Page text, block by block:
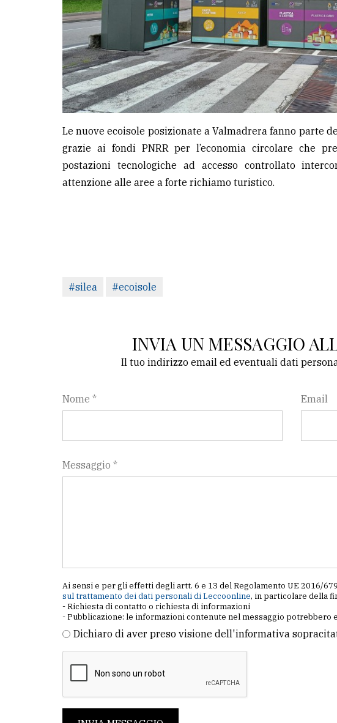
Le nuove ecoisole posizionate a Valmadrera fanno parte
grazie ai fondi PNRR per l’economia circolare che
postazioni tecnologiche ad accesso controllato
attenzione alle aree a forte richiamo turistico.
#silea #ecoisole
INVIA UN MESSAGGIO
Il tuo indirizzo email ed eventuali dati
Nome * Email
Messaggio *
Ai sensi e per gli effetti degli artt. 6 e 13 del Regolamento UE 2016/
sul trattamento dei dati personali di Leccoonline, in particolare della
- Richiesta di contatto o richiesta di informazioni
- Pubblicazione: le informazioni contenute nel messaggio potrebbero
Dichiaro di aver preso visione dell'informativa